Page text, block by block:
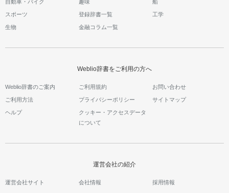
自動車・バイク 趣味 船
スポーツ 登録辞書一覧 工学
生物 金融コラム一覧
Weblio辞書をご利用の方へ
Weblio辞書のご案内 ご利用規約 お問い合わせ
ご利用方法 プライバシーポリシー サイトマップ
ヘルプ
クッキー・アクセスデータ
について
運営会社の紹介
運営会社サイト 会社情報 採用情報